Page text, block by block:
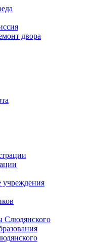
двора
учреждения
Слюдянского